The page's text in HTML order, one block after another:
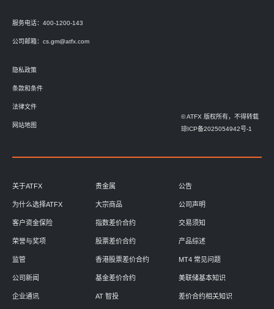
服务电话：400-1200-143
公司邮箱： cs.gm@atfx.com
隐私政策
条款和条件
法律文件
网站地图
© ATFX 版权所有，不得转载
琼ICP备2025054942号-1
关于ATFX
为什么选择ATFX
客户资金保险
荣誉与奖项
监管
公司新闻
企业通讯
贵金属
大宗商品
指数差价合约
股票差价合约
香港股票差价合约
基金差价合约
AT 智投
公告
公司声明
交易须知
产品综述
MT4 常见问题
美联储基本知识
差价合约相关知识